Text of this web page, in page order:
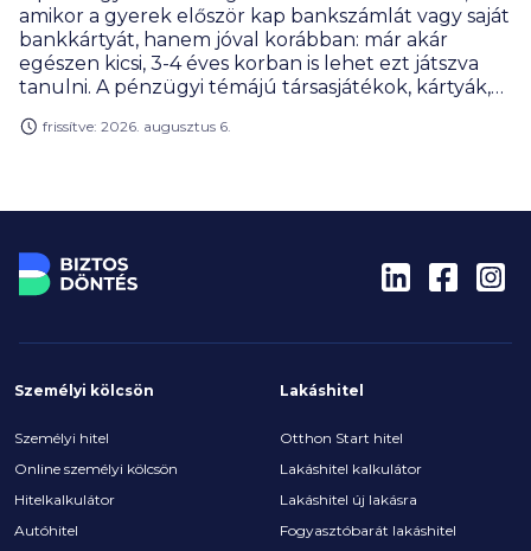
amikor a gyerek először kap bankszámlát vagy saját
bankkártyát, hanem jóval korábban: már akár
egészen kicsi, 3-4 éves korban is lehet ezt játszva
tanulni. A pénzügyi témájú társasjátékok, kártyák,
meg tervezni, mérlegelni, gyűjteni vagy éppen
BiztosDöntés.hu gyűjtéséből kiderül, hogy akár az
nekik meghozni az első nagy pénzügyi
elhatározásukat.
frissítve: 2026. augusztus 6.
Személyi kölcsön
Személyi hitel
Online személyi kölcsön
Hitelkalkulátor
Autóhitel
Lakáshitel
Otthon Start hitel
Lakáshitel kalkulátor
Lakáshitel új lakásra
Fogyasztóbarát lakáshitel